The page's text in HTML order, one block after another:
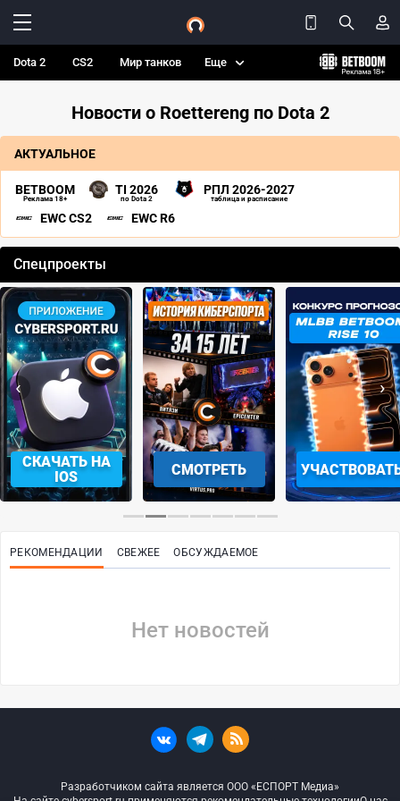
Dota 2 CS2 Мир танков Еще
Новости о Roettereng по Dota 2
АКТУАЛЬНОЕ
BETBOOM
Реклама 18+
TI 2026
по Dota 2
РПЛ 2026-2027
таблица и расписание
EWC CS2 EWC R6
Спецпроекты
СКАЧАТЬ НА
IOS
СМОТРЕТЬ
‹ ›
РЕКОМЕНДАЦИИ СВЕЖЕЕ ОБСУЖДАЕМОЕ
Нет новостей
Разработчиком сайта является ООО «ЕСПОРТ Медиа»